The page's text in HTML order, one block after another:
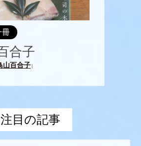
冊
合子
山百合子
注目の記事